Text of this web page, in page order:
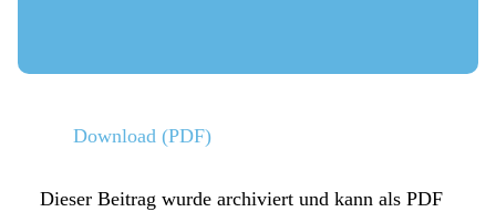
Download (PDF)
Dieser Beitrag wurde archiviert und kann als PDF